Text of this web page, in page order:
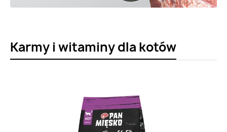
Karmy i witaminy dla kotów